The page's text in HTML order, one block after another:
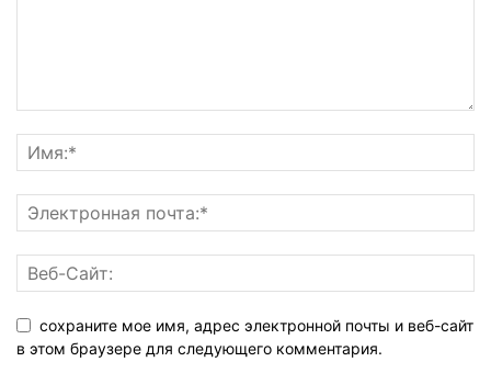
сохраните мое имя, адрес электронной почты и веб-сайт
в этом браузере для следующего комментария.